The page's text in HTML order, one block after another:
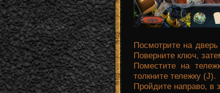
Посмотрите на
Поверните ключ,
Поместите на
толкните тележку (J).
Пройдите направо, в